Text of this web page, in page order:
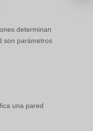
Polish
determinan
son parámetros
una pared